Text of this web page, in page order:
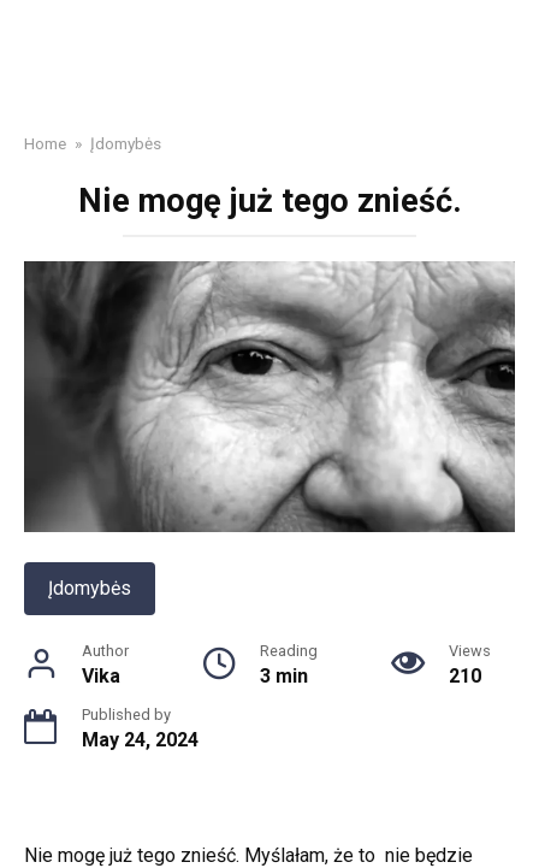
Home » Įdomybės
Nie mogę już tego znieść.
Įdomybės
Author
Vika
Reading
3 min
Views
210
Published by
May 24, 2024
Nie mogę już tego znieść. Myślałam, że to nie będzie